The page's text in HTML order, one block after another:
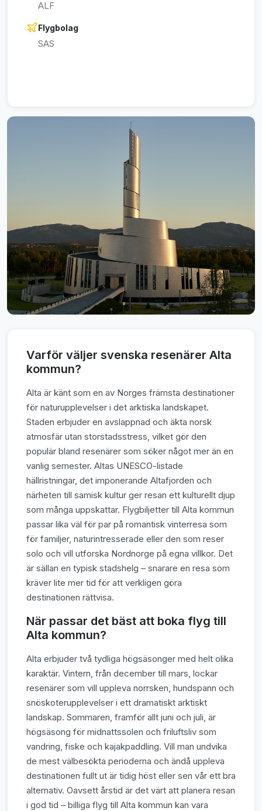
ALF
Flygbolag
SAS
Varför väljer svenska resenärer Alta
kommun?
Alta är känt som en av Norges främsta destinationer
för naturupplevelser i det arktiska landskapet.
Staden erbjuder en avslappnad och äkta norsk
atmosfär utan storstadsstress, vilket gör den
populär bland resenärer som söker något mer än en
vanlig semester. Altas UNESCO-listade
hällristningar, det imponerande Altafjorden och
närheten till samisk kultur ger resan ett kulturellt djup
som många uppskattar. Flygbiljetter till Alta kommun
passar lika väl för par på romantisk vinterresa som
för familjer, naturintresserade eller den som reser
solo och vill utforska Nordnorge på egna villkor. Det
är sällan en typisk stadshelg – snarare en resa som
kräver lite mer tid för att verkligen göra
destinationen rättvisa.
När passar det bäst att boka flyg till
Alta kommun?
Alta erbjuder två tydliga högsäsonger med helt olika
karaktär. Vintern, från december till mars, lockar
resenärer som vill uppleva norrsken, hundspann och
snöskoterupplevelser i ett dramatiskt arktiskt
landskap. Sommaren, framför allt juni och juli, är
högsäsong för midnattssolen och friluftsliv som
vandring, fiske och kajakpaddling. Vill man undvika
de mest välbesökta perioderna och ändå uppleva
destinationen fullt ut är tidig höst eller sen vår ett bra
alternativ. Oavsett årstid är det värt att planera resan
i god tid – billiga flyg till Alta kommun kan vara